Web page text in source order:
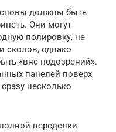
должны быть
Они могут
полировку, не
сколов, однако
«вне подозрений».
панелей поверх
несколько
переделки